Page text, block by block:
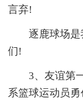
言弃!
逐鹿球场
们!
3、友谊第
系篮球运动员勇